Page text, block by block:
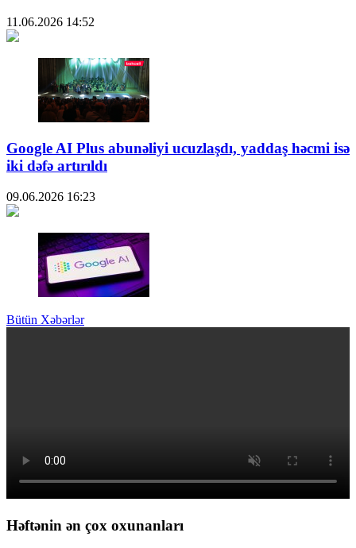
11.06.2026 14:52
Google AI Plus abunəliyi ucuzlaşdı, yaddaş həcmi isə
iki dəfə artırıldı
09.06.2026 16:23
Bütün Xəbərlər
Həftənin ən çox oxunanları